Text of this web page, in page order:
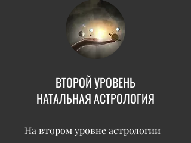
ВТОРОЙ УРОВЕНЬ
НАТАЛЬНАЯ АСТРОЛОГИЯ
На втором уровне астрологии